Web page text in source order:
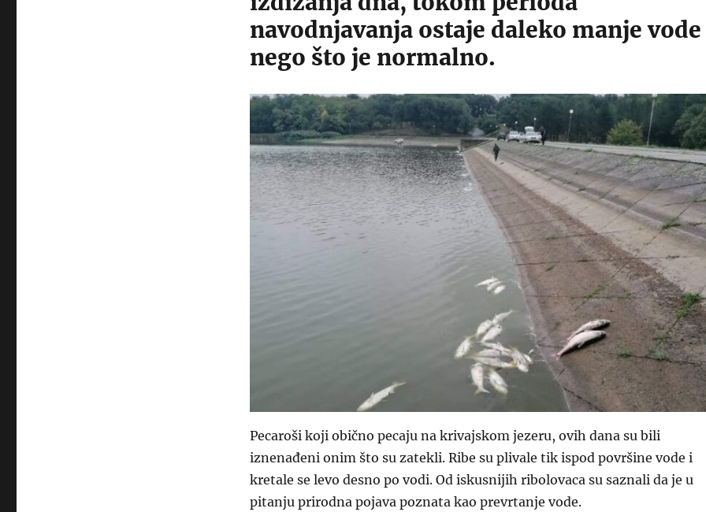
navodnjavanja ostaje daleko manje vode
nego što je normalno.
Pecaroši koji obično pecaju na krivajskom jezeru, ovih dana su bili
iznenađeni onim što su zatekli. Ribe su plivale tik ispod površine vode i
kretale se levo desno po vodi. Od iskusnijih ribolovaca su saznali da je u
pitanju prirodna pojava poznata kao prevrtanje vode.